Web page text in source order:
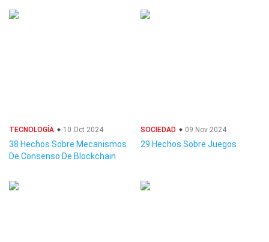
TECNOLOGÍA 10 Oct 2024
38 Hechos Sobre Mecanismos
De Consenso De Blockchain
SOCIEDAD 09 Nov 2024
29 Hechos Sobre Juegos